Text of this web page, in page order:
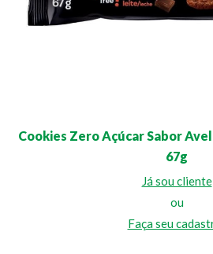
Cookies Zero Açúcar Sabor
67g
Já sou cliente
ou
Faça seu